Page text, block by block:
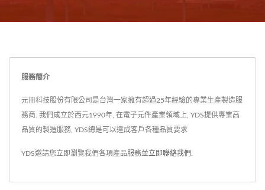
服務簡介
元冊科技股份有限公司是台灣一家擁有超過25年經驗的專業生產製造服
務商. 我們成立於西元1990年, 在電子元件產業領域上, YDS提供專業高
品質的製造服務, YDS總是可以達成客戶各種品質要求
YDS邀請您立即瀏覽我們各項產品服務並立即聯絡我們